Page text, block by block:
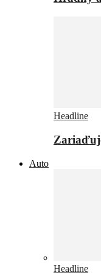
Headline
Auto
Headline